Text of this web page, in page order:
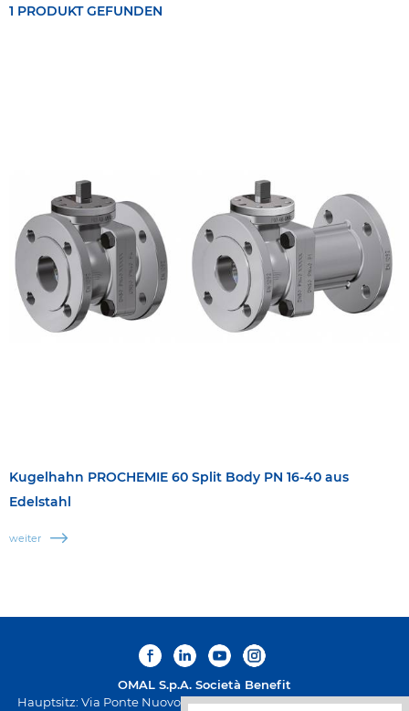
1 PRODUKT GEFUNDEN
Kugelhahn PROCHEMIE 60 Split Body PN 16-40 aus
Edelstahl
weiter
OMAL S.p.A. Società Benefit
Hauptsitz: Via Ponte Nuovo 11, Rodengo Saiano (Brescia) Italien